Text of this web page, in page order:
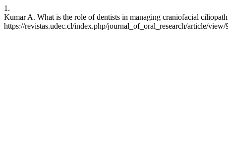
1.
Kumar A. What is the role of dentists in managing craniofacial
https://revistas.udec.cl/index.php/journal_of_oral_research/article/view/